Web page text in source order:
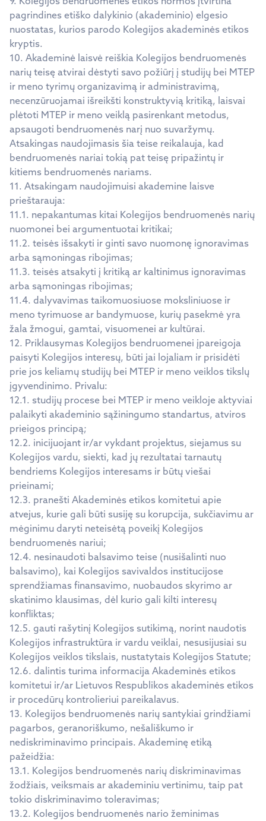
pagrindines etiško dalykinio (akademinio) elgesio
nuostatas, kurios parodo Kolegijos akademinės etikos
kryptis.
10. Akademinė laisvė reiškia Kolegijos bendruomenės
narių teisę atvirai dėstyti savo požiūrį į studijų bei MTEP
ir meno tyrimų organizavimą ir administravimą,
necenzūruojamai išreikšti konstruktyvią kritiką, laisvai
plėtoti MTEP ir meno veiklą pasirenkant metodus,
apsaugoti bendruomenės narį nuo suvaržymų.
Atsakingas naudojimasis šia teise reikalauja, kad
bendruomenės nariai tokią pat teisę pripažintų ir
kitiems bendruomenės nariams.
11. Atsakingam naudojimuisi akademine laisve
prieštarauja:
11.1. nepakantumas kitai Kolegijos bendruomenės narių
nuomonei bei argumentuotai kritikai;
11.2. teisės išsakyti ir ginti savo nuomonę ignoravimas
arba sąmoningas ribojimas;
11.3. teisės atsakyti į kritiką ar kaltinimus ignoravimas
arba sąmoningas ribojimas;
11.4. dalyvavimas taikomuosiuose moksliniuose ir
meno tyrimuose ar bandymuose, kurių pasekmė yra
žala žmogui, gamtai, visuomenei ar kultūrai.
12. Priklausymas Kolegijos bendruomenei įpareigoja
paisyti Kolegijos interesų, būti jai lojaliam ir prisidėti
prie jos keliamų studijų bei MTEP ir meno veiklos tikslų
įgyvendinimo. Privalu:
12.1. studijų procese bei MTEP ir meno veikloje aktyviai
palaikyti akademinio sąžiningumo standartus, atviros
prieigos principą;
12.2. inicijuojant ir/ar vykdant projektus, siejamus su
Kolegijos vardu, siekti, kad jų rezultatai tarnautų
bendriems Kolegijos interesams ir būtų viešai
prieinami;
12.3. pranešti Akademinės etikos komitetui apie
atvejus, kurie gali būti susiję su korupcija, sukčiavimu ar
mėginimu daryti neteisėtą poveikį Kolegijos
bendruomenės nariui;
12.4. nesinaudoti balsavimo teise (nusišalinti nuo
balsavimo), kai Kolegijos savivaldos institucijose
sprendžiamas finansavimo, nuobaudos skyrimo ar
skatinimo klausimas, dėl kurio gali kilti interesų
konfliktas;
12.5. gauti rašytinį Kolegijos sutikimą, norint naudotis
Kolegijos infrastruktūra ir vardu veiklai, nesusijusiai su
Kolegijos veiklos tikslais, nustatytais Kolegijos Statute;
12.6. dalintis turima informacija Akademinės etikos
komitetui ir/ar Lietuvos Respublikos akademinės etikos
ir procedūrų kontrolieriui pareikalavus.
13. Kolegijos bendruomenės narių santykiai grindžiami
pagarbos, geranoriškumo, nešališkumo ir
nediskriminavimo principais. Akademinę etiką
pažeidžia:
13.1. Kolegijos bendruomenės narių diskriminavimas
žodžiais, veiksmais ar akademiniu vertinimu, taip pat
tokio diskriminavimo toleravimas;
13.2. Kolegijos bendruomenės nario žeminimas